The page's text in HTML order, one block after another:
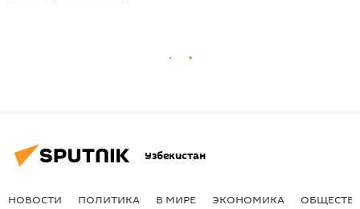
Узбекистан
НОВОСТИ ПОЛИТИКА В МИРЕ ЭКОНОМИКА